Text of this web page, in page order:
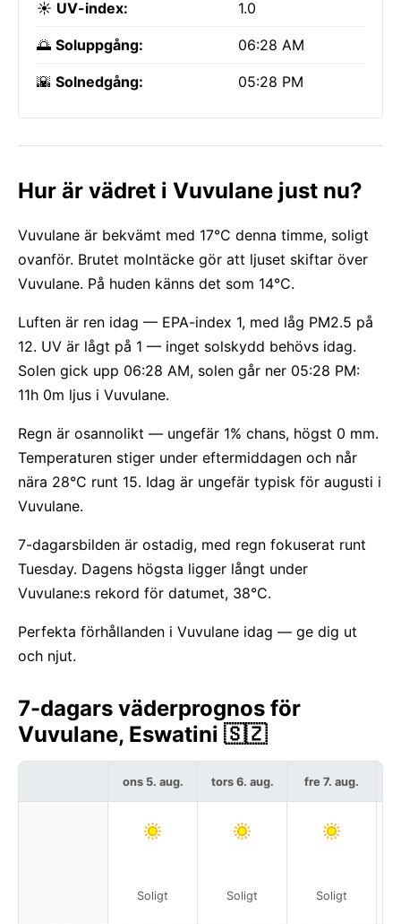
☀️ UV-index: 1.0
🌅 Soluppgång: 06:28 AM
🌇 Solnedgång: 05:28 PM
Hur är vädret i Vuvulane just nu?
Vuvulane är bekvämt med 17°C denna timme, soligt
ovanför. Brutet molntäcke gör att ljuset skiftar över
Vuvulane. På huden känns det som 14°C.
Luften är ren idag — EPA-index 1, med låg PM2.5 på
12. UV är lågt på 1 — inget solskydd behövs idag.
Solen gick upp 06:28 AM, solen går ner 05:28 PM:
11h 0m ljus i Vuvulane.
Regn är osannolikt — ungefär 1% chans, högst 0 mm.
Temperaturen stiger under eftermiddagen och når
nära 28°C runt 15. Idag är ungefär typisk för augusti i
Vuvulane.
7-dagarsbilden är ostadig, med regn fokuserat runt
Tuesday. Dagens högsta ligger långt under
Vuvulane:s rekord för datumet, 38°C.
Perfekta förhållanden i Vuvulane idag — ge dig ut
och njut.
7-dagars väderprognos för
Vuvulane, Eswatini 🇸🇿
ons 5. aug.
Soligt
tors 6. aug.
Soligt
fre 7. aug.
Soligt